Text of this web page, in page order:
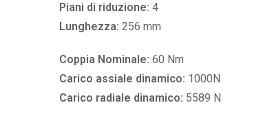
Piani di riduzione: 4
Lunghezza: 256 mm
Coppia Nominale: 60 Nm
Carico assiale dinamico: 1000N
Carico radiale dinamico: 5589 N